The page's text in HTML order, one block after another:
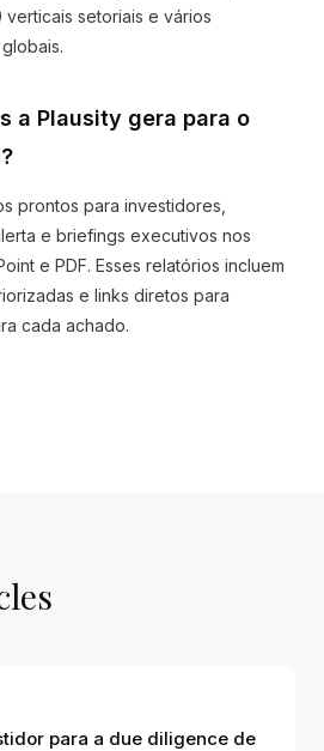
verticais setoriais e vários
a Plausity gera para o
prontos para investidores,
e briefings executivos nos
e PDF. Esses relatórios incluem
e links diretos para
cada achado.
para a due diligence de